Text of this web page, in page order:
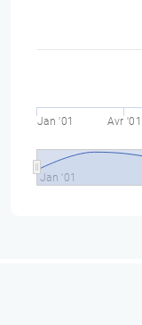
Jan '01 Avr '01
Jan '01